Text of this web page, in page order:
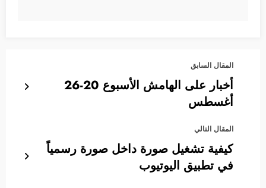
المقال السابق
أخبار على الهامش الأسبوع 20-26
أغسطس
المقال التالي
كيفية تشغيل صورة داخل صورة رسمياً
في تطبيق اليوتيوب